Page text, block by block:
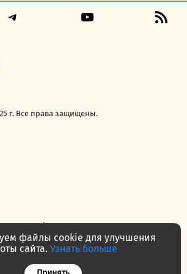
г. Все права защищены.
конфиденциальности
— публичная оферта
вопросы
Контакты
файлы cookie для улучшения
сайта. Узнать больше